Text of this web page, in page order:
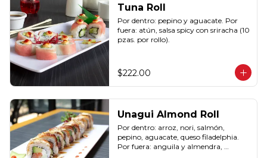
Tuna Roll
Por dentro: pepino y aguacate. Por
fuera: atún, salsa spicy con sriracha (10
pzas. por rollo).
$222.00
Unagui Almond Roll
Por dentro: arroz, nori, salmón,
pepino, aguacate, queso filadelphia.
Por fuera: anguila y almendra,